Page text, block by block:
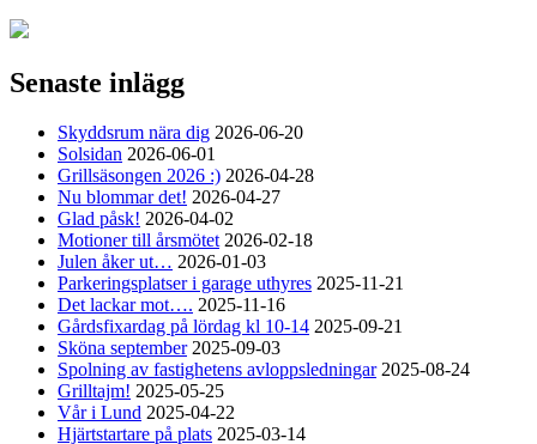
Senaste inlägg
Skyddsrum nära dig 2026-06-20
Solsidan 2026-06-01
Grillsäsongen 2026 :) 2026-04-28
Nu blommar det! 2026-04-27
Glad påsk! 2026-04-02
Motioner till årsmötet 2026-02-18
Julen åker ut… 2026-01-03
Parkeringsplatser i garage uthyres 2025-11-21
Det lackar mot…. 2025-11-16
Gårdsfixardag på lördag kl 10-14 2025-09-21
Sköna september 2025-09-03
Spolning av fastighetens avloppsledningar 2025-08-24
Grilltajm! 2025-05-25
Vår i Lund 2025-04-22
Hjärtstartare på plats 2025-03-14